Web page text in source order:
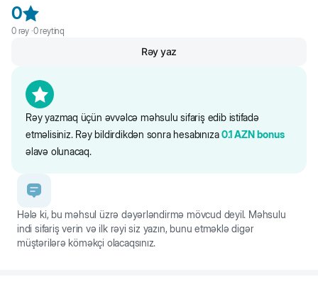
- canlı dizayn itin diqqətini çəkəcək
- sıx jqutlar güclü çənəyə davamlıdır
- çeynəmə ehtiyacını qarşılayaraq əşyalarınızı qoruyur
- enerji və agressiyanın atmasını təmin edir
0
0rəy ·0reytinq
Rəy yazmaq üçün əvvəlcə məhsulu sifariş edib istifadə
etməlisiniz. Rəy bildirdikdən sonra hesabınıza0.1 AZN bonus
əlavə olunacaq.
Rəy yaz
Hələ ki, bu məhsul üzrə dəyərləndirmə mövcud deyil. Məhsulu
indi sifariş verin və ilk rəyi siz yazın, bunu etməklə digər
müştərilərə köməkçi olacaqsınız.